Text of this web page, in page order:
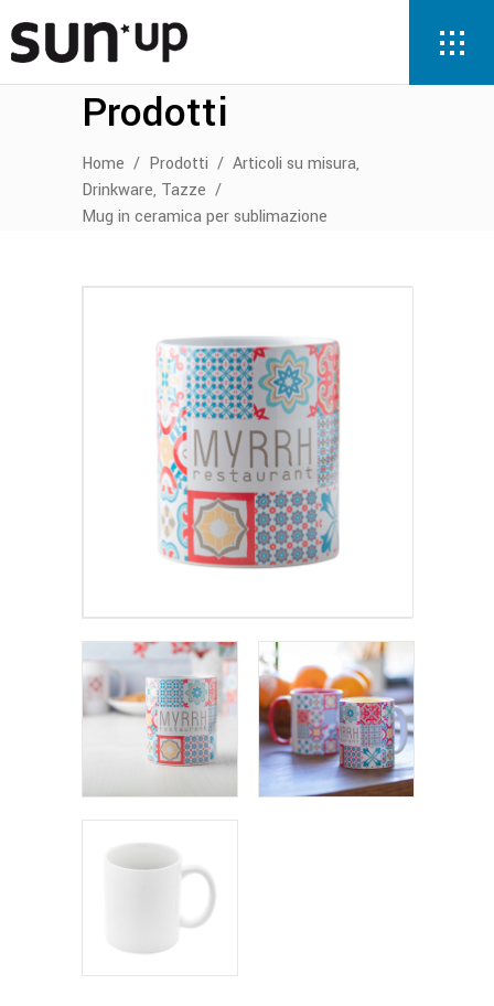
Prodotti
Home / Prodotti / Articoli su misura,
Drinkware, Tazze /
Mug in ceramica per sublimazione